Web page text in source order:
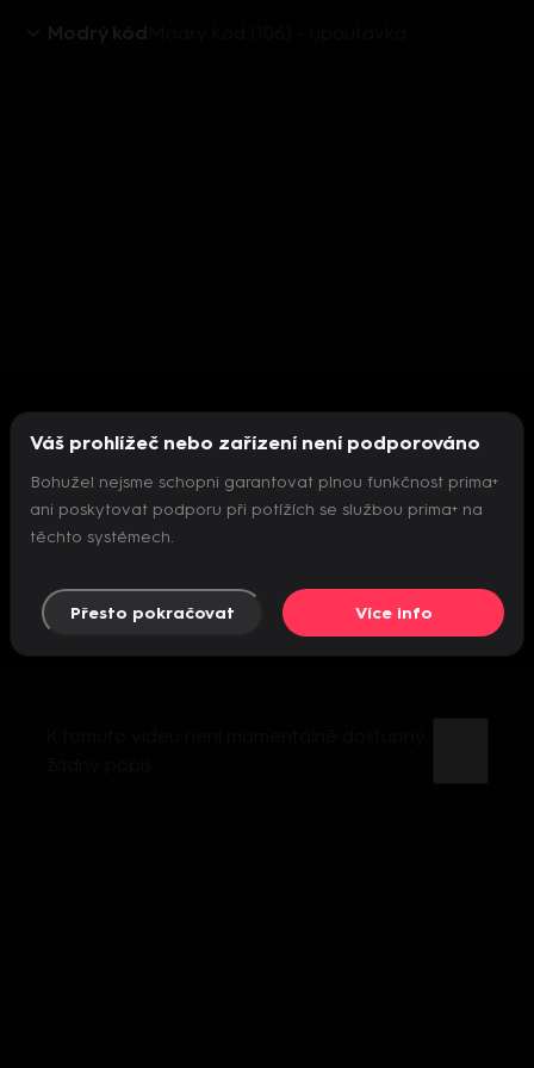
Modrý kód
Nepodařilo se inicializovat přehrávač
Váš prohlížeč nebo zařízení není podporováno
Bohužel nejsme schopni garantovat plnou funkčnost prima+
ani poskytovat podporu při potížích se službou prima+ na
těchto systémech.
Přesto pokračovat Více info